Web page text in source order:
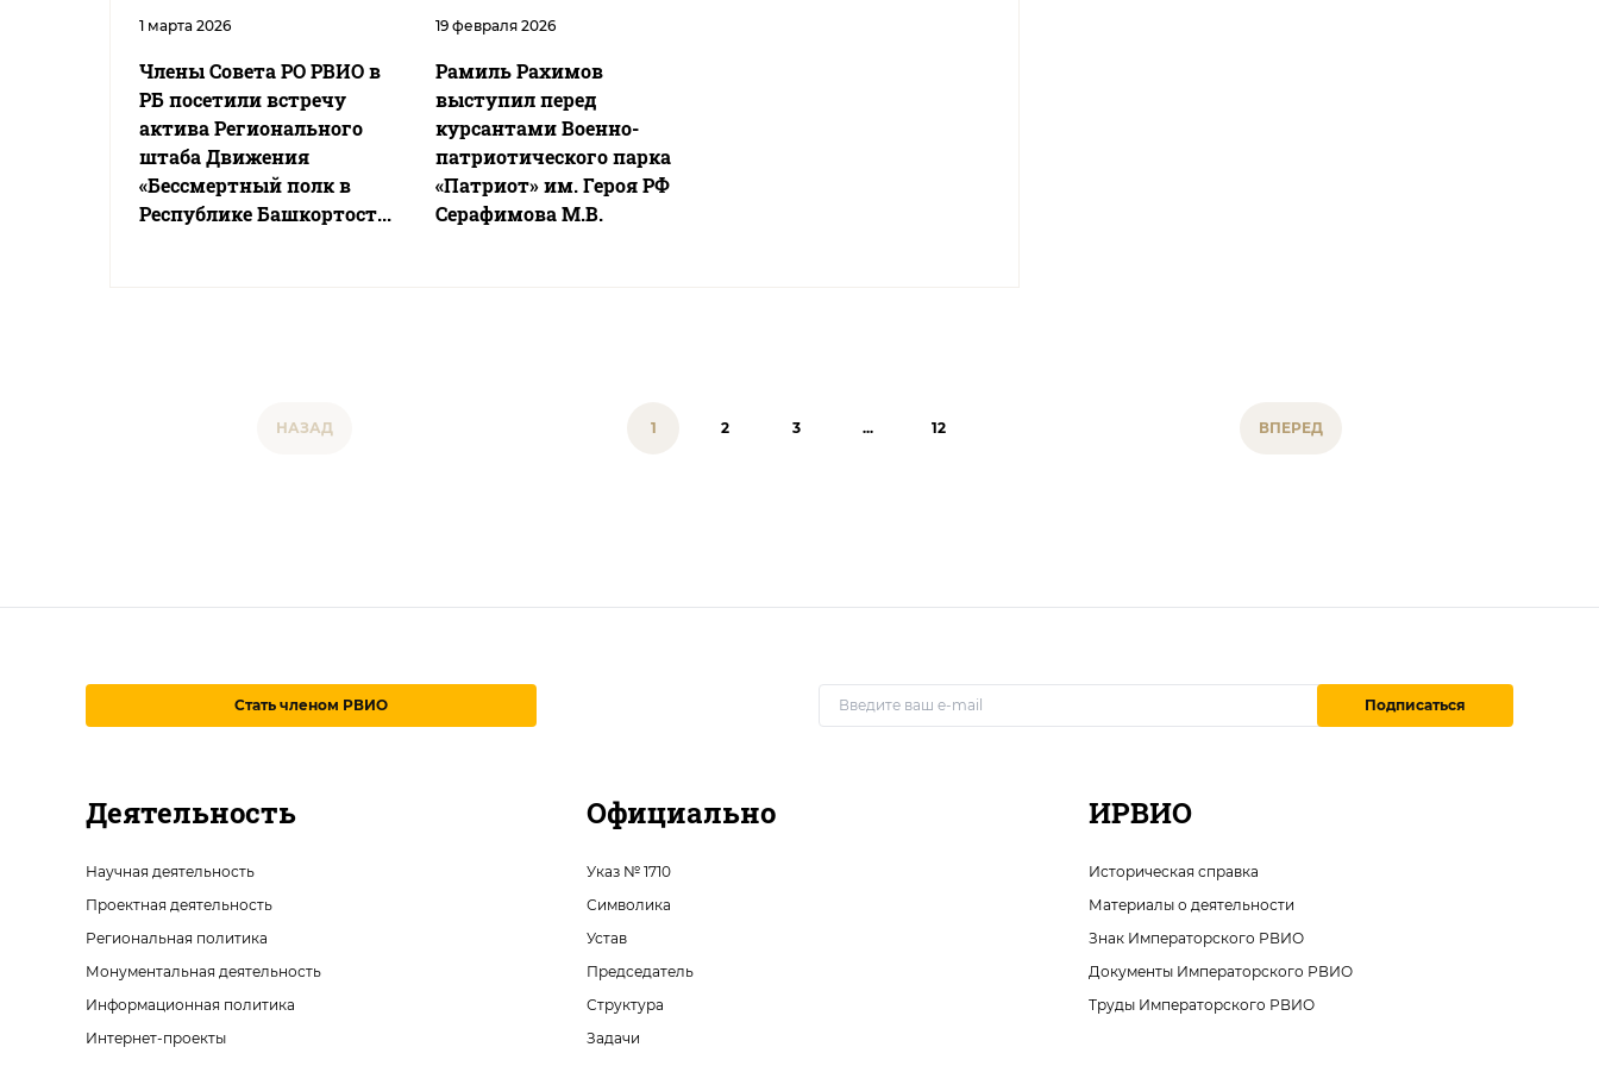
1 марта 2026
Члены Совета РО РВИО в
РБ посетили встречу
актива Регионального
штаба Движения
«Бессмертный полк в
Республике Башкортост...
19 февраля 2026
Рамиль Рахимов
выступил перед
курсантами Военно-
патриотического парка
«Патриот» им. Героя РФ
Серафимова М.В.
НАЗАД 1 2 3 ... 12 ВПЕРЕД
Стать членом РВИО Подписаться
Деятельность
Научная деятельность
Проектная деятельность
Региональная политика
Монументальная деятельность
Информационная политика
Интернет-проекты
Официально
Указ № 1710
Символика
Устав
Председатель
Структура
Задачи
ИРВИО
Историческая справка
Материалы о деятельности
Знак Императорского РВИО
Документы Императорского РВИО
Труды Императорского РВИО